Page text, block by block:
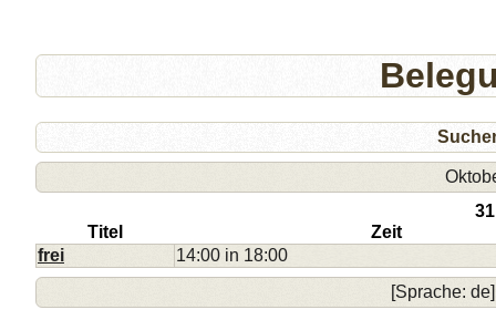
Titel
Zeit
frei
14:00 in 18:00
[Sprache: